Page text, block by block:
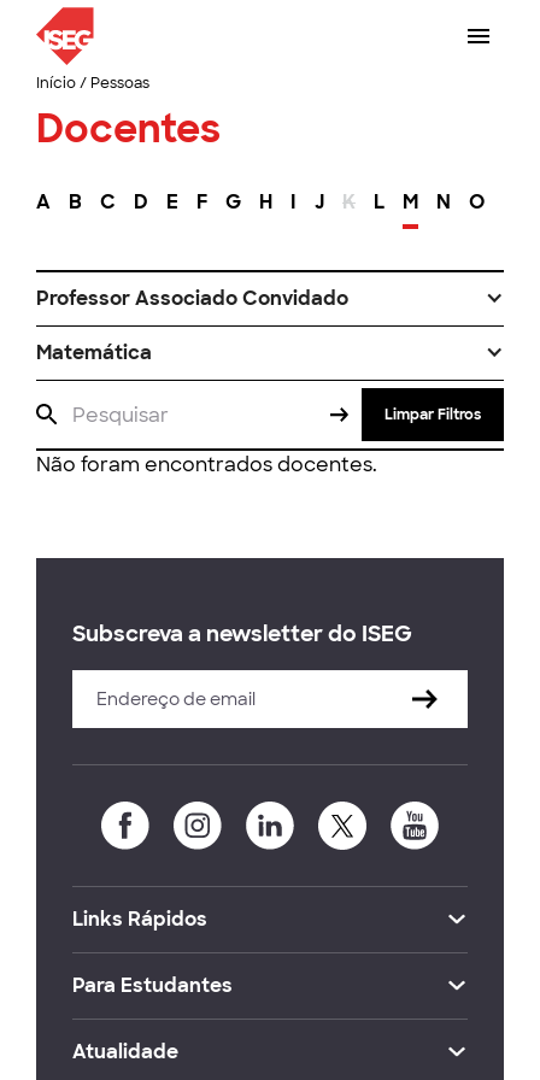
Início/ Pessoas
Docentes
A B C D E F G H I J K L M N O
Professor Associado Convidado
Matemática
Limpar Filtros
Não foram encontrados docentes.
Subscreva a newsletter do ISEG
Links Rápidos
Para Estudantes
Atualidade